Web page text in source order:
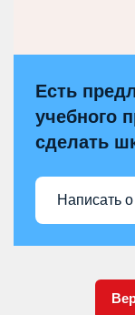
Есть
учебного
сделать
Написать